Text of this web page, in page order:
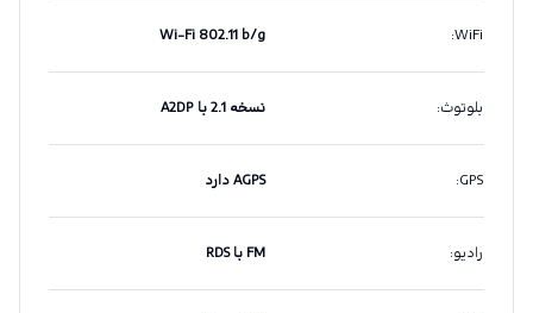
WiFi
:
Wi-Fi 802.11 b/g
بلوتوث: نسخه 2.1 با A2DP
GPS
: AGPS دارد
رادیو: FM با RDS